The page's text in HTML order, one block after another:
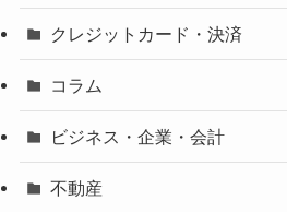
クレジットカード・決済
コラム
ビジネス・企業・会計
不動産